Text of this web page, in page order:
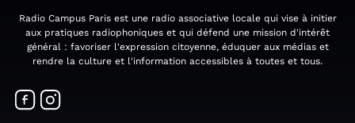
Radio Campus Paris est une radio associative locale qui vise à initier
aux pratiques radiophoniques et qui défend une mission d'intérêt
général : favoriser l'expression citoyenne, éduquer aux médias et
rendre la culture et l'information accessibles à toutes et tous.